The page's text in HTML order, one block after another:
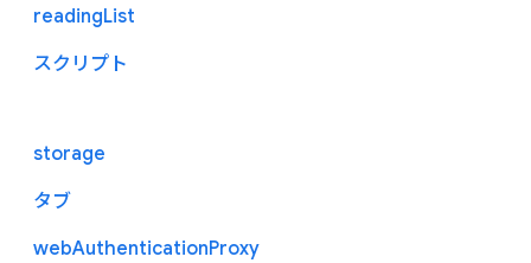
readingList
スクリプト
storage
タブ
webAuthenticationProxy